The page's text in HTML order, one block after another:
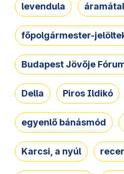
levendula
főpolgármester-
Budapest Jövője
Della Piros Ildikó
egyenlő bánásmód
Karcsi, a nyúl